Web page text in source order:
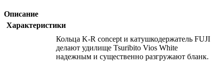
Описание
Характеристики
Кольца K-R concept и катушкодержатель FUJI
делают удилище Tsuribito Vios White
надежным и существенно разгружают бланк.